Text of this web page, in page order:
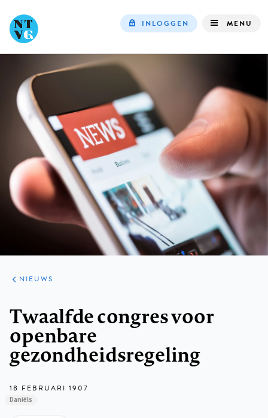
INLOGGEN MENU
ARTIKELEN
HET
KORT
NIEUWS
Twaalfde congres voor
openbare
gezondheidsregeling
18 FEBRUARI 1907
Daniëls